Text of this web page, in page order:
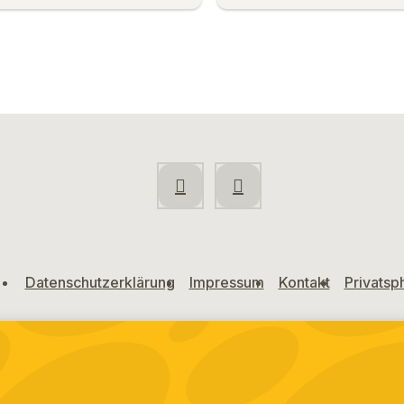
Datenschutzerklärung Impressum Kontakt